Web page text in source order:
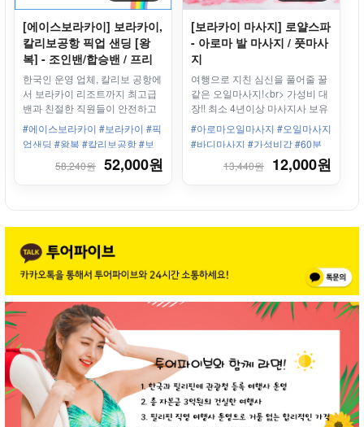
[에이스보라카이] 보라카이,
칼리보공항 픽업 샌딩 [왕
복] - 조인밴/합승밴 / 프리
패스
한국인 운영 업체, 칼리보 공항에
서 보라카이 리조트까지 최고급
밴과 친절한 직원들이 안전하고
편안하게 모십니다.
#에이스보라카이 #보라카이 #픽
업샌딩 #왕복 #칼리보공항 #보
라카이리조트 #한인업체 #최고
의서비스
58,240원 52,000원
[보라카이 마사지] 로얄스파
- 아로마 발 마사지 / 풋마사
지
여행으로 지친 심신을 풀어줄 꿀
같은 오일마사지!<br> 가성비 대
장!! 최소 4년이상 마사지사 보유
#아로마오일마사지 #오일마사지
#바디마사지 #가성비갑 #60분
#90분 #120분 #최저가 마사지!
#스테이션1 #화이트비치 #해변
13,440원 12,000원